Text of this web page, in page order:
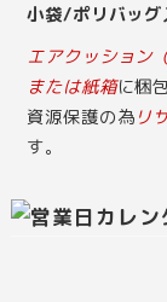
小袋/ポリバッグ
エアクッション
または紙箱に梱
資源保護の為 リ
す。